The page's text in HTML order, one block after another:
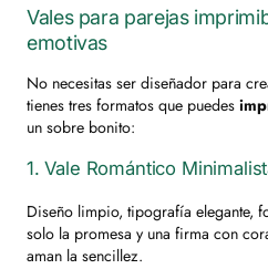
Vales para parejas
emotivas
No necesitas ser diseñador para
tienes tres formatos que puedes
un sobre bonito:
1. Vale Romántico
Diseño limpio, tipografía elegante,
solo la promesa y una firma con
aman la sencillez.